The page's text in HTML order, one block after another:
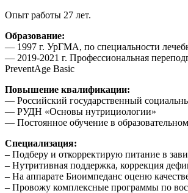
Опыт работы 27 лет.
Образование:
— 1997 г. УрГМА, по специальности
— 2019-2021 г. Профессиональная
PreventAge Basic
Повышение квалификации:
— Российский государственный
— РУДН «Основы нутрициологии»
— Постоянное обучение в
Специализация:
– Подберу и откорректирую питание в
– Нутритивная поддержка, коррекция
– На аппарате Биоимпеданс оценю
– Провожу комплексные программы по